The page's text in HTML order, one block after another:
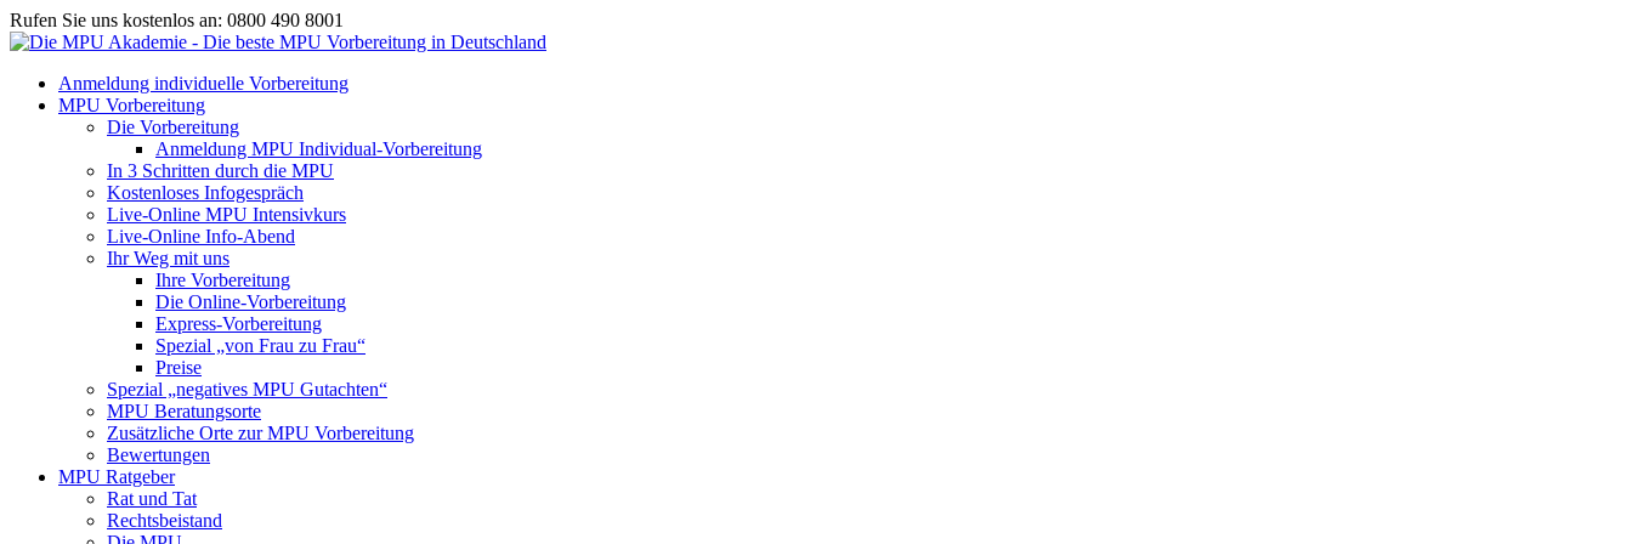
Rufen Sie uns kostenlos an: 0800 490 8001
Anmeldung individuelle Vorbereitung
MPU Vorbereitung
Die Vorbereitung
Anmeldung MPU Individual-Vorbereitung
In 3 Schritten durch die MPU
Kostenloses Infogespräch
Live-Online MPU Intensivkurs
Live-Online Info-Abend
Ihr Weg mit uns
Ihre Vorbereitung
Die Online-Vorbereitung
Express-Vorbereitung
Spezial „von Frau zu Frau“
Preise
Spezial „negatives MPU Gutachten“
MPU Beratungsorte
Zusätzliche Orte zur MPU Vorbereitung
Bewertungen
MPU Ratgeber
Rat und Tat
Rechtsbeistand